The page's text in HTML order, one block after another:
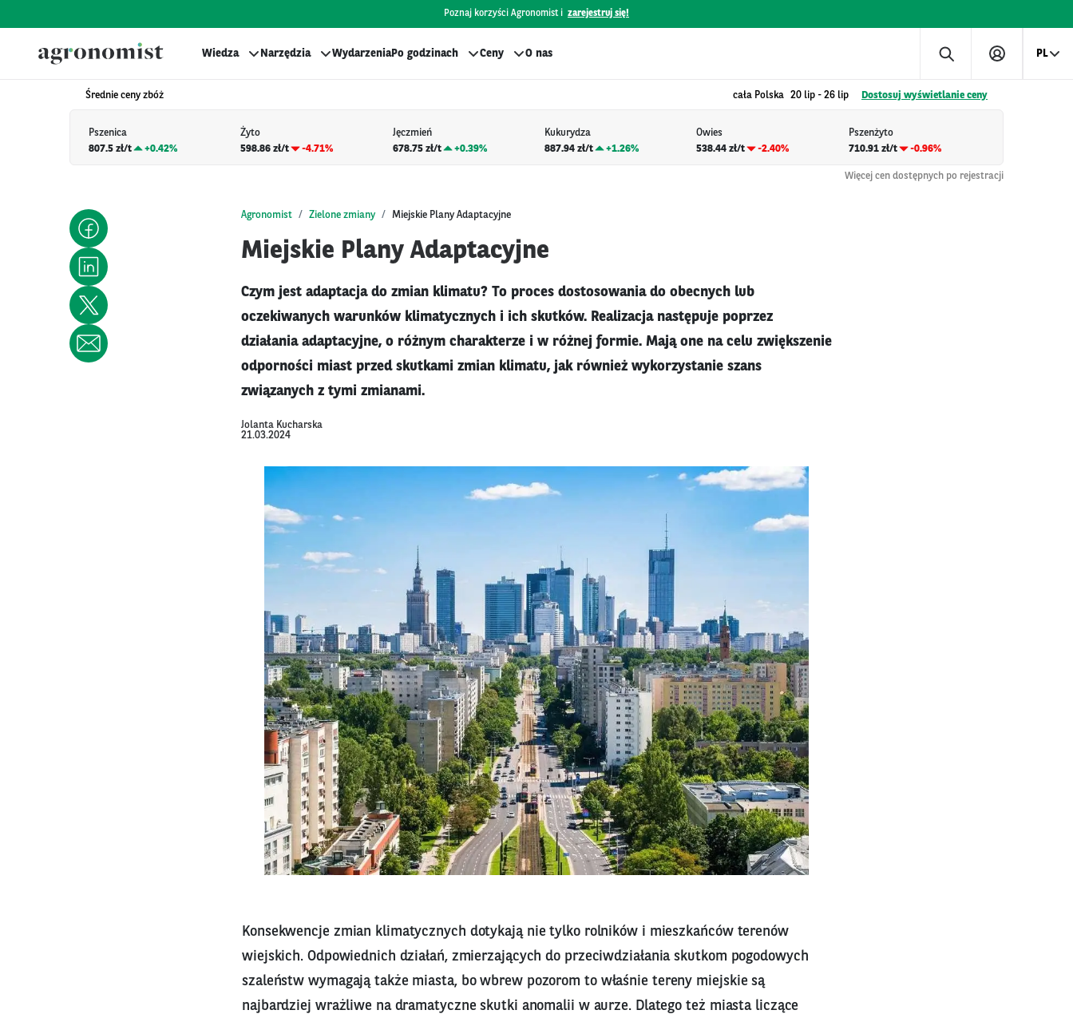
Poznaj korzyści Agronomist i zarejestruj się!
Wiedza Narzędzia WydarzeniaPo godzinach Ceny O nas PL
Średnie ceny zbóż cała Polska 20 lip - 26 lip Dostosuj wyświetlanie ceny
Pszenica
807.5 zł/t
+0.42%
Żyto
598.86 zł/t
-4.71%
Jęczmień
678.75 zł/t
+0.39%
Kukurydza
887.94 zł/t
+1.26%
Owies
538.44 zł/t
-2.40%
Pszenżyto
710.91 zł/t
-0.96%
Więcej cen dostępnych po rejestracji
Agronomist Zielone zmiany Miejskie Plany Adaptacyjne
Miejskie Plany Adaptacyjne
Czym jest adaptacja do zmian klimatu? To proces dostosowania do obecnych lub
oczekiwanych warunków klimatycznych i ich skutków. Realizacja następuje poprzez
działania adaptacyjne, o różnym charakterze i w różnej formie. Mają one na celu zwiększenie
odporności miast przed skutkami zmian klimatu, jak również wykorzystanie szans
związanych z tymi zmianami.
Jolanta Kucharska
21.03.2024
Konsekwencje zmian klimatycznych dotykają nie tylko rolników i mieszkańców terenów
wiejskich. Odpowiednich działań, zmierzających do przeciwdziałania skutkom pogodowych
szaleństw wymagają także miasta, bo wbrew pozorom to właśnie tereny miejskie są
najbardziej wrażliwe na dramatyczne skutki anomalii w aurze. Dlatego też miasta liczące